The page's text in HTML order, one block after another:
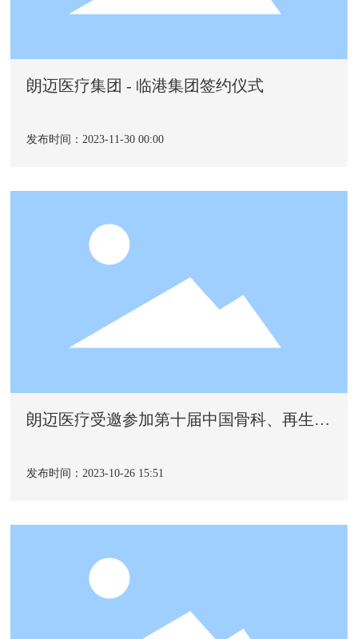
朗迈医疗集团 - 临港集团签约仪式
发布时间：2023-11-30 00:00
朗迈医疗受邀参加第十届中国骨科、再生医
发布时间：2023-10-26 15:51